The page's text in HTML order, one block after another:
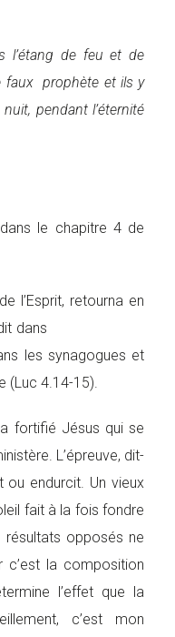
l’étang de feu et de
faux prophète et ils y
pendant l’éternité
le chapitre 4 de
l’Esprit, retourna en
répandit dans
les synagogues et
4.14-15).
fortifié Jésus qui se
L’épreuve, dit-
endurcit. Un vieux
fait à la fois fondre
résultats opposés ne
la composition
l’effet que la
c’est mon